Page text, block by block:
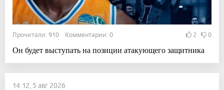
Прочитали: 910 Комментарии: 0 2 0
Он будет выступать на позиции атакующего защитника
14:12, 5 авг 2026